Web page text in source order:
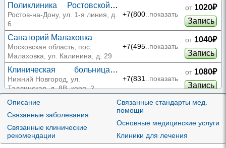
Поликлиника Ростовской
КБ ЮОМЦ ФМБА на 1-й
линии
Ростов-на-Дону, ул. 1-я линия, д.
6
+7(800 ..показать
от 1020₽
Запись
Санаторий Малаховка
Московская область, пос.
Малаховка, ул. Калинина, д. 29
+7(495 ..показать
от 1040₽
Запись
Клиническая больница
РЖД-Медицина на
Таллинской
Нижний Новгород, ул.
Таллинская, д. 8В, корп. 2
+7(831 ..показать
от 1080₽
Запись
МЦ Формула Здоровья на
Вишневского
Казань, ул. Вишневского, д. 49Б
+7(843
от 1160₽
МЦ Формула Здоровья на
Чистопольской
Казань, ул. Чистопольская, д.
+7(843..показать
от
Описание
Связанные заболевания
Связанные клинические
рекомендации
Связанные стандарты мед.
помощи
Основные медицинские услуги
Клиники для лечения